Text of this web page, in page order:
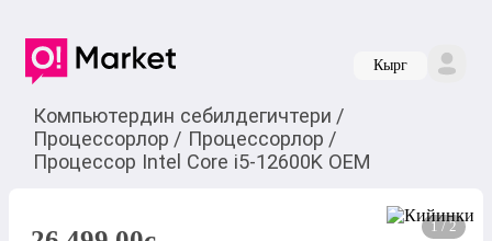
Кырг
Компьютердин себилдегичтери /
Процессорлор / Процессорлор /
Процессор Intel Core i5-12600K OEM
1 / 2